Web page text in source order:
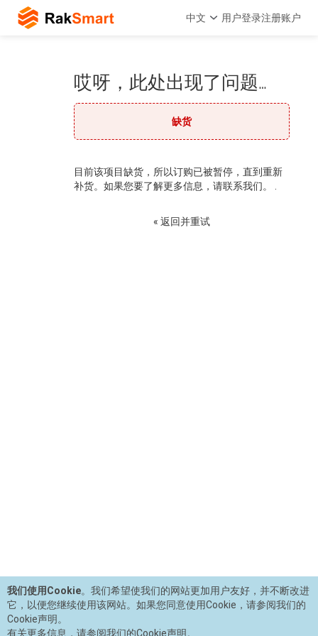
中文 用户登录注册账户
哎呀，此处出现了问题…
缺货
目前该项目缺货，所以订购已被暂停，直到重新
补货。如果您要了解更多信息，请联系我们。 .
« 返回并重试
我们使用Cookie。我们希望使我们的网站更加用户友好，并不断改进
它，以便您继续使用该网站。如果您同意使用Cookie，请参阅我们的
Cookie声明。
有关更多信息，请参阅我们的Cookie声明。